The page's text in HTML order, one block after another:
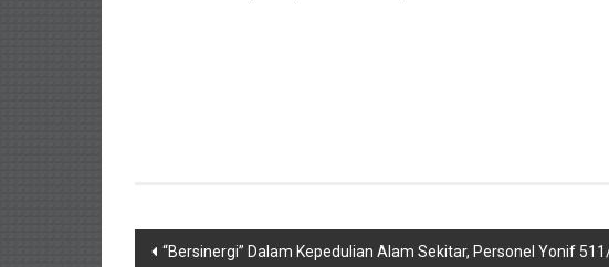
Post
“Bersinergi” Dalam Kepedulian Alam Sekitar, Personel Yonif